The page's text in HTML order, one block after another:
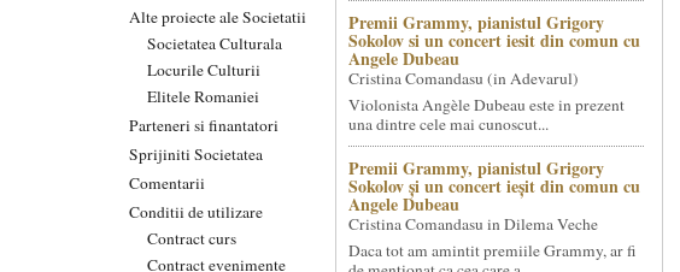
Alte proiecte ale Societatii
Societatea Culturala
Locurile Culturii
Elitele Romaniei
Parteneri si finantatori
Sprijiniti Societatea
Comentarii
Conditii de utilizare
Contract curs
Contract evenimente
Premii Grammy, pianistul Grigory
Sokolov si un concert iesit din comun cu
Angele Dubeau
Cristina Comandasu (in Adevarul)
Violonista Angèle Dubeau este in prezent
una dintre cele mai cunoscut...
Premii Grammy, pianistul Grigory
Sokolov și un concert ieșit din comun cu
Angele Dubeau
Cristina Comandasu in Dilema Veche
Daca tot am amintit premiile Grammy, ar fi